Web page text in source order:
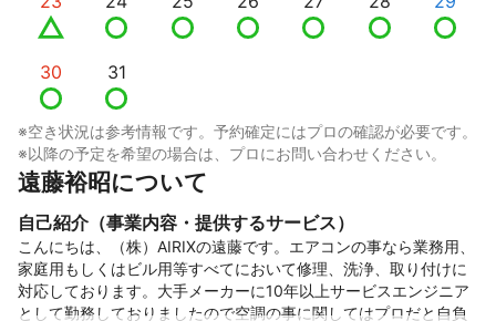
30 31
※空き状況は参考情報です。予約確定にはプロの確認が必要です。
※以降の予定を希望の場合は、プロにお問い合わせください。
遠藤裕昭について
自己紹介（事業内容・提供するサービス）
こんにちは、（株）AIRIXの遠藤です。エアコンの事なら業務用、
家庭用もしくはビル用等すべてにおいて修理、洗浄、取り付けに
対応しております。大手メーカーに10年以上サービスエンジニア
として勤務しておりましたので空調の事に関してはプロだと自負